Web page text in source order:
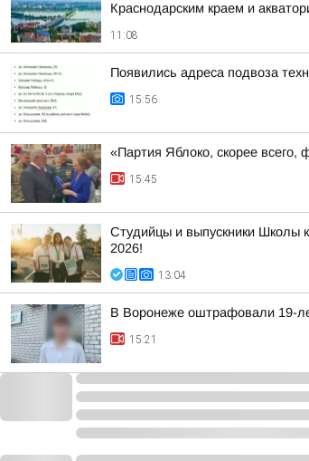
Краснодарским краем и
11:08
Появились адреса подвоза
15:56
«Партия Яблоко, скорее
15:45
Студийцы и выпускники Школы
2026!
13:04
В Воронеже оштрафовали 19-
15:21